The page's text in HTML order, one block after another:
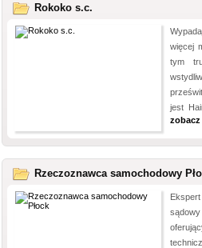
Rokoko s.c.
więcej
tym
jest
zobacz
Rzeczoznawca samochodowy